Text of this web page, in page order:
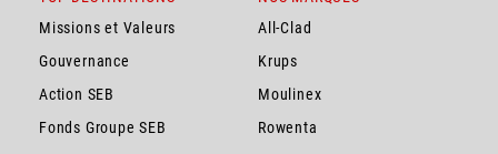
Missions et Valeurs
Gouvernance
Action SEB
Fonds Groupe SEB
All-Clad
Krups
Moulinex
Rowenta